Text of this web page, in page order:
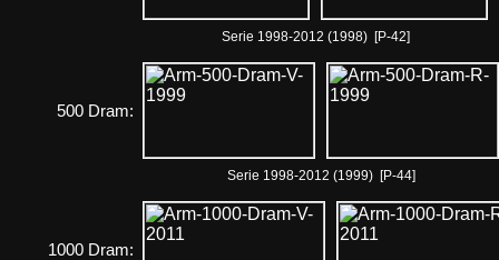
Serie 1998-2012 (1998) [P-42]
500 Dram:
Serie 1998-2012 (1999) [P-44]
1000 Dram: